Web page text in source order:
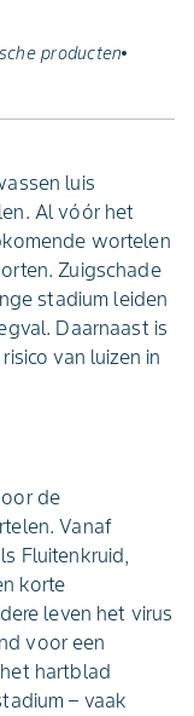
producten
luis
Al vóór het
wortelen
Zuigschade
stadium leiden
Daarnaast is
van luizen in
de
Vanaf
Fluitenkruid,
korte
leven het virus
voor een
hartblad
– vaak